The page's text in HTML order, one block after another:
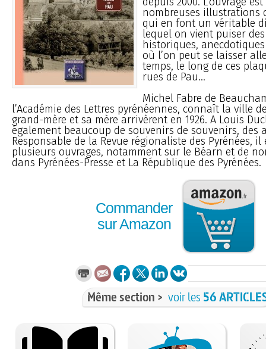
nombreuses illustrations
qui en font un véritable
lequel on vient puiser
historiques,
où l’on peut se laisser
temps, le long de ces
rues de Pau...
Michel Fabre de
l’Académie des Lettres pyrénéennes, connaît la ville
grand-mère et sa mère arrivèrent en 1926. A Louis
également beaucoup de souvenirs de souvenirs, des
Responsable de la Revue régionaliste des Pyrénées, il
plusieurs ouvrages, notamment sur le Béarn et de
dans Pyrénées-Presse et La République des Pyrénées.
Commander
sur Amazon
Même section > voir les 56